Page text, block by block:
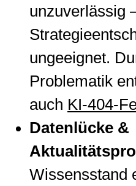
unzuverlässig
ungeeignet.
Problematik
auch KI-404-
Datenlücke &
Wissensstand